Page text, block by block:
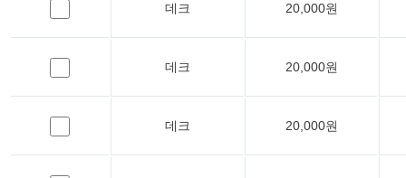
데크 20,000원
데크 20,000원
데크 20,000원